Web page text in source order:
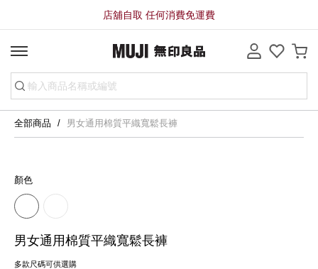
店舖自取 任何消費免運費
全部商品 男女通用棉質平織寬鬆長褲
顏色
男女通用棉質平織寬鬆長褲
多款尺碼可供選購